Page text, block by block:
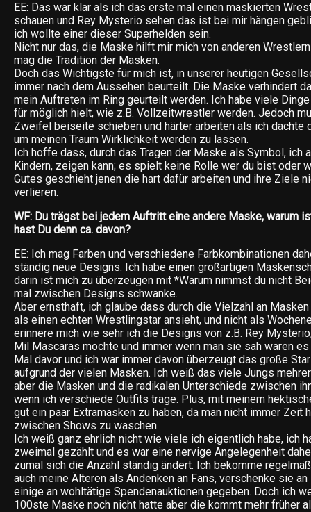
EE: Das war klar als ich das erste mal einen maskierten
schauen und Rey Mysterio sehen das ist bei mir hängen
ich wollte einer dieser Superhelden sein.
Nicht nur das, die Maske hilft mir mich von anderen
mag die Tradition der Masken.
Doch das Wichtigste für mich ist, in unserer heutigen
immer nach dem Aussehen beurteilt. Die Maske verhindert
mein Auftreten im Ring geurteilt werden. Ich habe viele
für möglich hielt, wie z.B. Vollzeitwrestler werden. Jedoch
Zweifel beiseite schieben und härter arbeiten als ich dachte
um meinen Traum Wirklichkeit werden zu lassen.
Ich hoffe dass, durch das Tragen der Maske als Symbol, ich
Kindern, zeigen kann; es spielt keine Rolle wer du bist oder
Gutes geschieht jenen die hart dafür arbeiten und ihre Ziele
verlieren.
WF: Du trägst bei jedem Auftritt eine andere Maske, warum
hast Du denn ca. davon?
EE: Ich mag Farben und verschiedene Farbkombinationen
ständig neue Designs. Ich habe einen großartigen
darin ist mich zu überzeugen mit *Warum nimmst du nicht
mal zwischen Designs schwanke.
Aber ernsthaft, ich glaube dass durch die Vielzahl an
als einen echten Wrestlingstar ansieht, und nicht als
erinnere mich wie sehr ich die Designs von z.B. Rey
Mil Mascaras mochte und immer wenn man sie sah waren
Mal davor und ich war immer davon überzeugt das große
aufgrund der vielen Masken. Ich weiß das viele Jungs
aber die Masken und die radikalen Unterschiede zwischen
wenn ich verschiede Outfits trage. Plus, mit meinem
gut ein paar Extramasken zu haben, da man nicht immer Zeit
zwischen Shows zu waschen.
Ich weiß ganz ehrlich nicht wie viele ich eigentlich habe, ich
zweimal gezählt und es war eine nervige Angelegenheit
zumal sich die Anzahl ständig ändert. Ich bekomme
auch meine Älteren als Andenken an Fans, verschenke sie
einige an wohltätige Spendenauktionen gegeben. Doch ich
100ste Maske noch nicht hatte aber die kommt mehr früher